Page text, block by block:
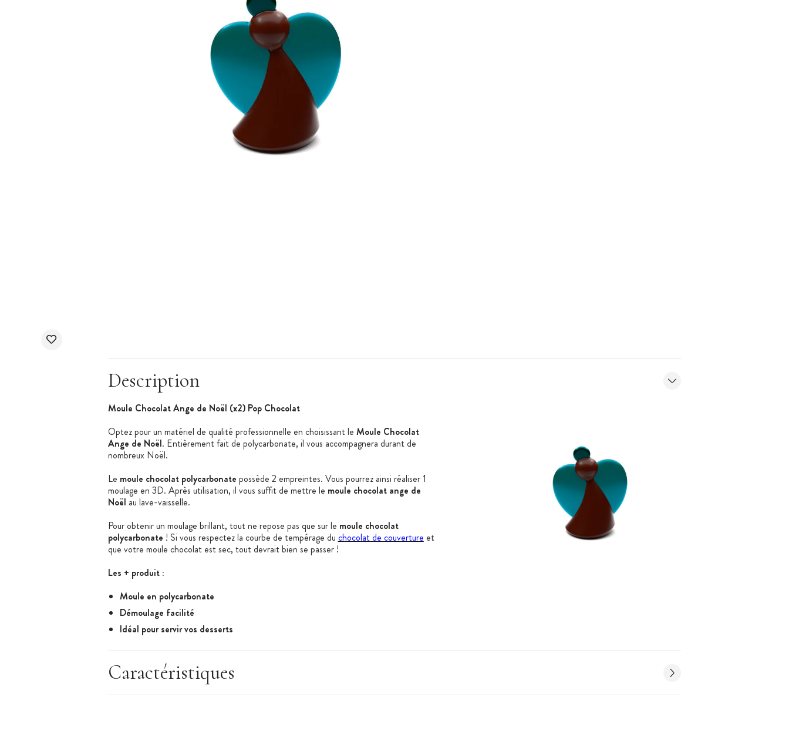
Description
Moule Chocolat Ange de Noël (x2) Pop Chocolat
Optez pour un matériel de qualité professionnelle en choisissant le Moule Chocolat
Ange de Noël. Entièrement fait de polycarbonate, il vous accompagnera durant de
nombreux Noël.
Le moule chocolat polycarbonate possède 2 empreintes. Vous pourrez ainsi réaliser 1
moulage en 3D. Après utilisation, il vous suffit de mettre le moule chocolat ange de
Noël au lave-vaisselle.
Pour obtenir un moulage brillant, tout ne repose pas que sur le moule chocolat
polycarbonate ! Si vous respectez la courbe de tempérage du chocolat de couverture et
que votre moule chocolat est sec, tout devrait bien se passer !
Les + produit :
Moule en polycarbonate
Démoulage facilité
Idéal pour servir vos desserts
Caractéristiques du Moule à Chocolat:
Moule à Chocolat Ange de Noël
Caractéristiques